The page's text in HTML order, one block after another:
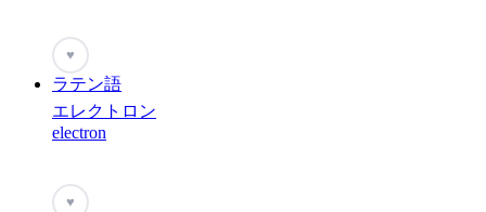
♥
ラテン語
エレクトロン
electron
♥